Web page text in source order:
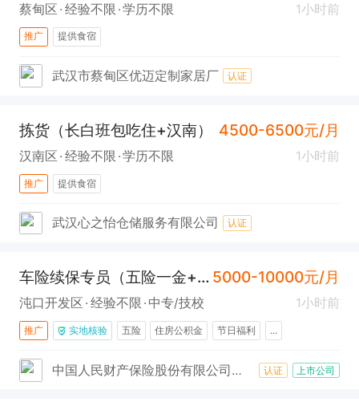
蔡甸区 经验不限 学历不限 1小时前
推广 提供食宿
武汉市蔡甸区优迈定制家居厂 认证
拣货（长白班包吃住+汉南） 4500-6500元/月
汉南区 经验不限 学历不限 1小时前
推广 提供食宿
武汉心之怡仓储服务有限公司 认证
车险续保专员（五险一金+年终奖+沌口） 5000-10000元/月
沌口开发区 经验不限 中专/技校 1小时前
推广 实地核验 五险 住房公积金 节日福利 ...
中国人民财产保险股份有限公司武汉市武汉经济技术开发区支公司 认证 上市公司